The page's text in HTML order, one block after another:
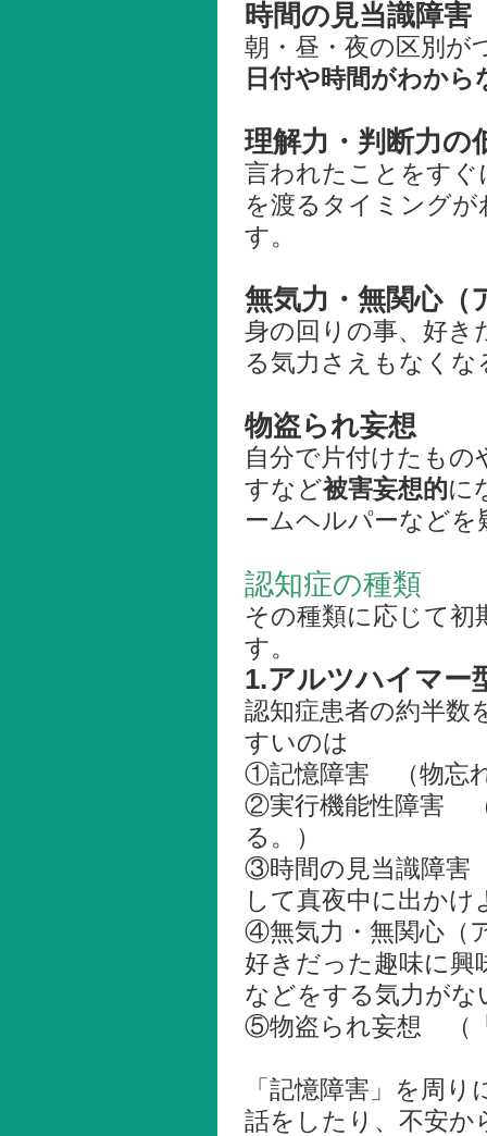
時間の見当識障害
朝・昼・夜の区別が
日付や時間がわか
理解力・判断力の
言われたことをすぐ
を渡るタイミング
す。
無気力・無関心（
身の回りの事、好き
る気力さえもなくな
物盗られ妄想
自分で片付けたも
すなど被害妄想的に
ームヘルパーなど
認知症の種類
その種類に応じて
す。
1.アルツハイマー
認知症患者の約半数
すいのは
①記憶障害 （物忘
②実行機能性障害
る。）
③時間の見当識障害
して真夜中に出か
④無気力・無関心（
好きだった趣味に興
などをする気力がな
⑤物盗られ妄想 （
「記憶障害」を周
話をしたり、不安か